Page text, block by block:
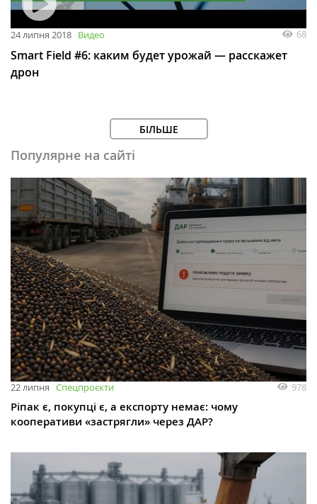
24 липня 2018 Видео 68
Smart Field #6: каким будет урожай — расскажет
дрон
БІЛЬШЕ
Популярне на сайті
22 липня Спецпроєкти 978
Ріпак є, покупці є, а експорту немає: чому
кооперативи «застрягли» через ДАР?